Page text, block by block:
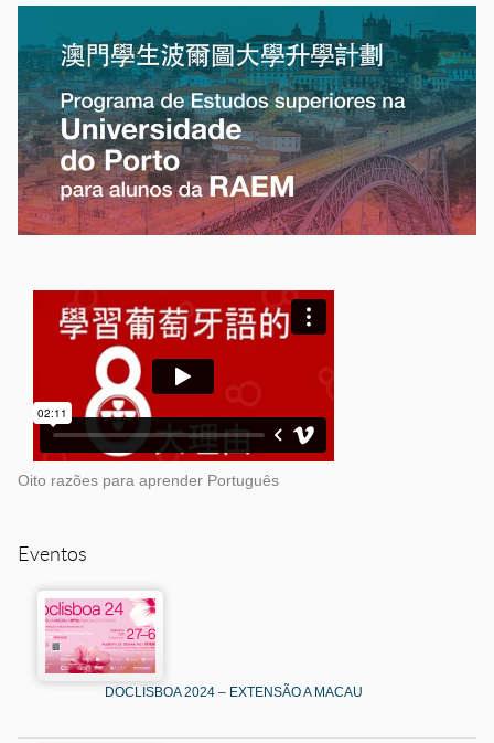
Oito razões para aprender Português
Eventos
DOCLISBOA 2024 – EXTENSÃO A MACAU